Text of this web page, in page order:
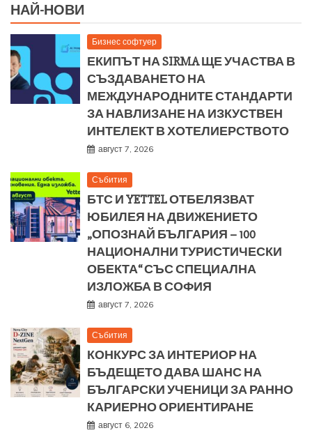
НАЙ-НОВИ
Бизнес софтуер
ЕКИПЪТ НА SIRMA ЩЕ УЧАСТВА В
СЪЗДАВАНЕТО НА
МЕЖДУНАРОДНИТЕ СТАНДАРТИ
ЗА НАВЛИЗАНЕ НА ИЗКУСТВЕН
ИНТЕЛЕКТ В ХОТЕЛИЕРСТВОТО
август 7, 2026
Събития
БТС И YETTEL ОТБЕЛЯЗВАТ
ЮБИЛЕЯ НА ДВИЖЕНИЕТО
„ОПОЗНАЙ БЪЛГАРИЯ – 100
НАЦИОНАЛНИ ТУРИСТИЧЕСКИ
ОБЕКТА“ СЪС СПЕЦИАЛНА
ИЗЛОЖБА В СОФИЯ
август 7, 2026
Събития
КОНКУРС ЗА ИНТЕРИОР НА
БЪДЕЩЕТО ДАВА ШАНС НА
БЪЛГАРСКИ УЧЕНИЦИ ЗА РАННО
КАРИЕРНО ОРИЕНТИРАНЕ
август 6, 2026